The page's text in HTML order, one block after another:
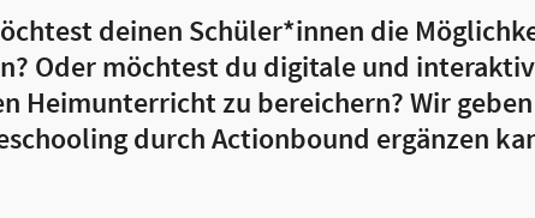
deinen Schüler*innen die
Oder möchtest du digitale und
Heimunterricht zu bereichern? Wir
durch Actionbound ergänzen